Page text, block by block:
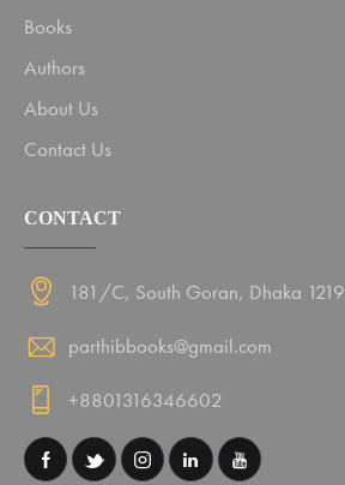
Books
Authors
About Us
Contact Us
CONTACT
181/C, South Goran, Dhaka 1219
parthibbooks@gmail.com
+8801316346602